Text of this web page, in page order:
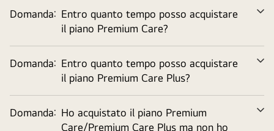
Domanda: Entro quanto tempo posso acquistare
il piano Premium Care?
Domanda: Entro quanto tempo posso acquistare
il piano Premium Care Plus?
Domanda: Ho acquistato il piano Premium
Care/Premium Care Plus ma non ho